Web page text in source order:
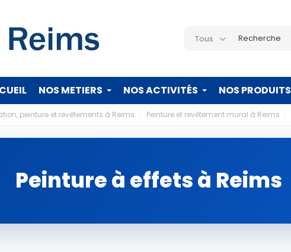
Tous
NOS METIERS NOS ACTIVITÉS NOS PRODUITS
peinture et revêtements à Reims Peinture et revêtement mural à Reims
Peinture à effets à Reims